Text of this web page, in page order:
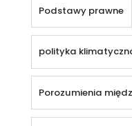
Podstawy prawne
polityka
Porozumienia